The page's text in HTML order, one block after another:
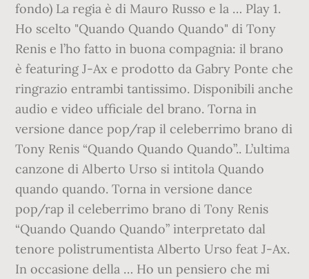
fondo) La regia è di Mauro Russo e la … Play 1.
Ho scelto "Quando Quando Quando" di Tony
Renis e l’ho fatto in buona compagnia: il brano
è featuring J-Ax e prodotto da Gabry Ponte che
ringrazio entrambi tantissimo. Disponibili anche
audio e video ufficiale del brano. Torna in
versione dance pop/rap il celeberrimo brano di
Tony Renis “Quando Quando Quando”.. L’ultima
canzone di Alberto Urso si intitola Quando
quando quando. Torna in versione dance
pop/rap il celeberrimo brano di Tony Renis
“Quando Quando Quando” interpretato dal
tenore polistrumentista Alberto Urso feat J-Ax.
In occasione della … Ho un pensiero che mi